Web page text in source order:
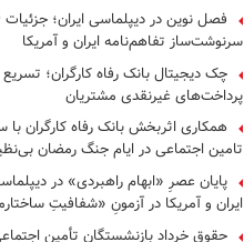
سرنوشت‌ساز تفاهم‌نامه ایران و آمریکا
چک دیجیتال بانک رفاه کارگران؛
پرداخت‌های غیرنقدی مشتریان
همکاری اثربخش بانک رفاه کارگران با
تامین اجتماعی در ایام جنگ رمضان
پایان عصرِ «ابهام راهبردی» در
ایران و آمریکا در آزمونِ «شفافیتِ
حقوق خرداد بازنشستگان تأمین